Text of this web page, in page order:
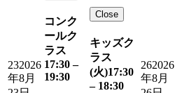
232026
年8月
コンク
ールク
ラス
17:30 –
19:30
Close
キッズク
ラス
(火)17:30
– 18:30
262026
年8月